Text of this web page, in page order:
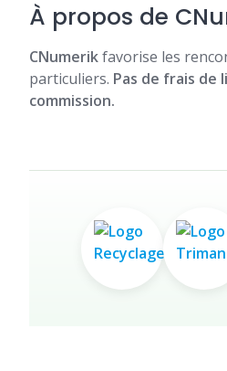
À propos de
CNumerikfavorise les
particuliers. Pas de frais de
commission.